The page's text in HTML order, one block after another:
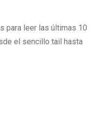
para leer las últimas 10
el sencillo tail hasta